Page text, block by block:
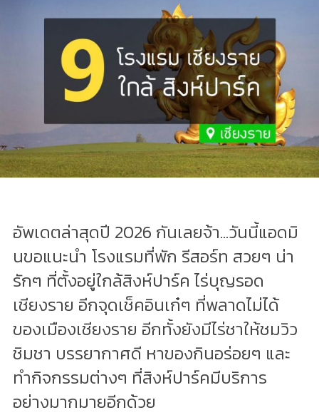
อัพเดตล่าสุดปี 2026 กันเลยจ้า...วันนี้แอดมิ
นขอแนะนำ โรงแรมที่พัก รีสอร์ท สวยๆ น่า
รักๆ ที่ตั้งอยู่ใกล้สิงห์ปาร์ค ไร่บุญรอด
เชียงราย อีกจุดเช็คอินเก๋ๆ ที่พลาดไม่ได้
ของเมืองเชียงราย อีกทั้งยังมีไร่ชาให้ชมวิว
ชิมชา บรรยากาศดี หาของกินอร่อยๆ และ
ทำกิจกรรมต่างๆ ที่สิงห์ปาร์คมีบริการ
อย่างมากมายอีกด้วย